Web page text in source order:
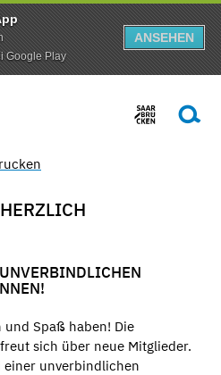
Google Play
ANSEHEN
und Spaß haben! Die
sich über neue Mitglieder.
einer unverbindlichen